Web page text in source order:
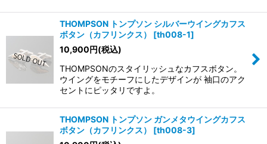
THOMPSON トンプソン シルバーウイングカフス
ボタン（カフリンクス）
[th008-1]
10,900円(税込)
THOMPSONのスタイリッシュなカフスボタン。
ウイングをモチーフにしたデザインが 袖口のアク
セントにピッタリですよ。
THOMPSON トンプソン ガンメタウイングカフス
ボタン（カフリンクス）
[th008-3]